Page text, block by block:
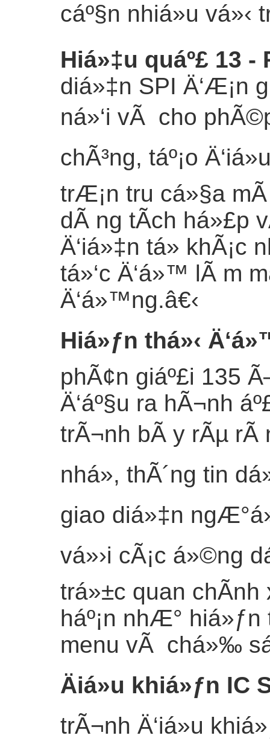
cáº§n nhiá»u vá»‹
Hiá»‡u quáº£ 13
diá»‡n SPI Ä‘Æ¡n
ná»‘i vÃ cho
chÃ³ng, táº¡o
trÆ¡n tru cá»§a
dÃ ng tÃ­ch há»£p
Ä‘iá»‡n tá»­ khÃ¡c
tá»‘c Ä‘á»™ lÃ m
Ä‘á»™ng.â€‹
Hiá»ƒn thá»‹
phÃ¢n giáº£i 135
Ä‘áº§u ra hÃ¬nh
trÃ¬nh bÃ y rÃµ rÃ
nhá», thÃ´ng tin
giao diá»‡n
vá»›i cÃ¡c á»©ng
trá»±c quan chÃ­nh
háº¡n nhÆ°
menu vÃ chá»‰
Äiá»u khiá»ƒn IC
trÃ¬nh Ä‘iá»u